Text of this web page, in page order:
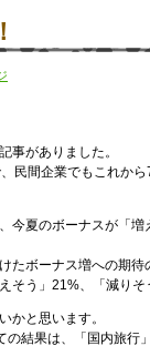
事がありました。
民間企業でもこれか
今夏のボーナスが「
たボーナス増への期待
そう」21%、「減りそ
かと思います。
結果は、「国内旅行